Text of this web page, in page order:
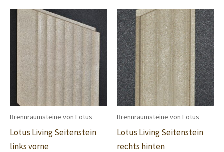
Brennraumsteine von Lotus
Lotus Living Seitenstein
links vorne
Brennraumsteine von Lotus
Lotus Living Seitenstein
rechts hinten